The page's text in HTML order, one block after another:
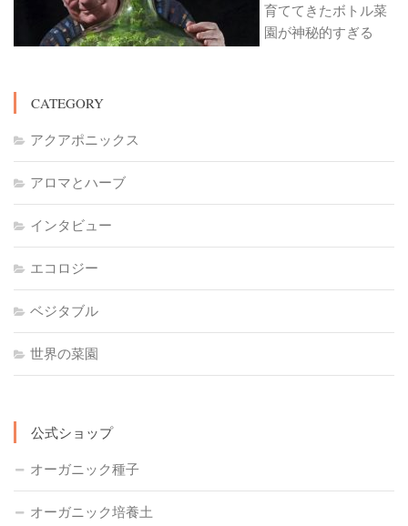
育ててきたボトル菜
園が神秘的すぎる
CATEGORY
アクアポニックス
アロマとハーブ
インタビュー
エコロジー
ベジタブル
世界の菜園
公式ショップ
オーガニック種子
オーガニック培養土